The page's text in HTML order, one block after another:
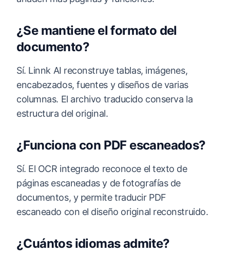
¿Se mantiene el formato del
documento?
Sí. Linnk AI reconstruye tablas, imágenes,
encabezados, fuentes y diseños de varias
columnas. El archivo traducido conserva la
estructura del original.
¿Funciona con PDF escaneados?
Sí. El OCR integrado reconoce el texto de
páginas escaneadas y de fotografías de
documentos, y permite traducir PDF
escaneado con el diseño original reconstruido.
¿Cuántos idiomas admite?